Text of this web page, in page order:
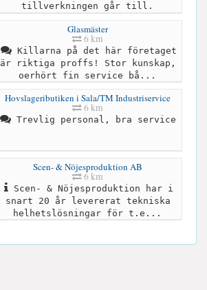
tillverkningen går till.
Glasmäster
6 km
Killarna på det här företaget
är riktiga proffs! Stor kunskap,
oerhört fin service bå...
Hovslageributiken i Sala/TM Industriservice
6 km
Trevlig personal, bra service
Scen- & Nöjesproduktion AB
6 km
Scen- & Nöjesproduktion har i
snart 20 år levererat tekniska
helhetslösningar för t.e...